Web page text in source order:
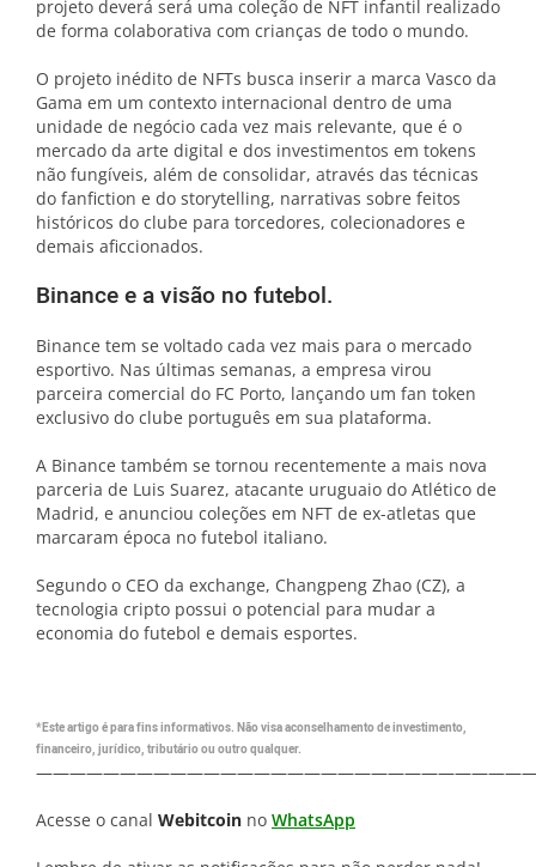
projeto deverá será uma coleção de NFT infantil realizado
de forma colaborativa com crianças de todo o mundo.
O projeto inédito de NFTs busca inserir a marca Vasco da
Gama em um contexto internacional dentro de uma
unidade de negócio cada vez mais relevante, que é o
mercado da arte digital e dos investimentos em tokens
não fungíveis, além de consolidar, através das técnicas
do fanfiction e do storytelling, narrativas sobre feitos
históricos do clube para torcedores, colecionadores e
demais aficcionados.
Binance e a visão no futebol.
Binance tem se voltado cada vez mais para o mercado
esportivo. Nas últimas semanas, a empresa virou
parceira comercial do FC Porto, lançando um fan token
exclusivo do clube português em sua plataforma.
A Binance também se tornou recentemente a mais nova
parceria de Luis Suarez, atacante uruguaio do Atlético de
Madrid, e anunciou coleções em NFT de ex-atletas que
marcaram época no futebol italiano.
Segundo o CEO da exchange, Changpeng Zhao (CZ), a
tecnologia cripto possui o potencial para mudar a
economia do futebol e demais esportes.
*Este artigo é para fins informativos. Não visa aconselhamento de investimento,
financeiro, jurídico, tributário ou outro qualquer.
Acesse o canal Webitcoin no WhatsApp